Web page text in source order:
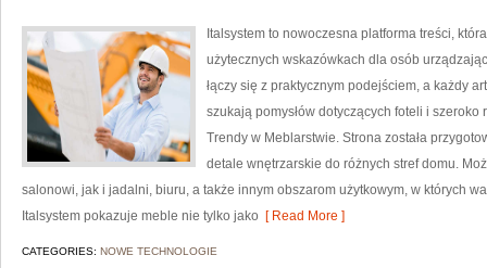
Italsystem to nowoczesna platforma treści,
użytecznych wskazówkach dla osób
łączy się z praktycznym podejściem, a każdy
szukają pomysłów dotyczących foteli i
Trendy w Meblarstwie. Strona została
detale wnętrzarskie do różnych stref domu.
salonowi, jak i jadalni, biuru, a także innym obszarom użytkowym, w których
Italsystem pokazuje meble nie tylko jako [ Read More ]
CATEGORIES: NOWE TECHNOLOGIE